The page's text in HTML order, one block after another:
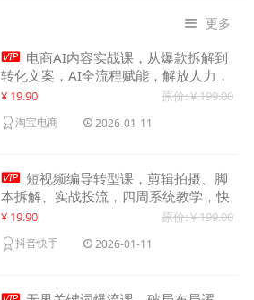
 更多
 电商AI内容实战课，从爆款拆解到
转化文案，AI全流程赋能，解放人力，
单月节省内容成本数万元
¥ 19.90 原价: ¥ 199.00
淘宝电商 2026-01-11
 短视频编导转型课，剪辑拍摄、脚
本拆解、实战投流，四周系统教学，快
速入行月入2w+
¥ 19.90 原价: ¥ 199.00
抖音快手 2026-01-11